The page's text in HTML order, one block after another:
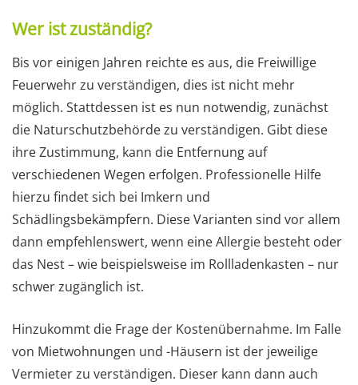
Wer ist zuständig?
Bis vor einigen Jahren reichte es aus, die Freiwillige
Feuerwehr zu verständigen, dies ist nicht mehr
möglich. Stattdessen ist es nun notwendig, zunächst
die Naturschutzbehörde zu verständigen. Gibt diese
ihre Zustimmung, kann die Entfernung auf
verschiedenen Wegen erfolgen. Professionelle Hilfe
hierzu findet sich bei Imkern und
Schädlingsbekämpfern. Diese Varianten sind vor allem
dann empfehlenswert, wenn eine Allergie besteht oder
das Nest – wie beispielsweise im Rollladenkasten – nur
schwer zugänglich ist.
Hinzukommt die Frage der Kostenübernahme. Im Falle
von Mietwohnungen und -Häusern ist der jeweilige
Vermieter zu verständigen. Dieser kann dann auch